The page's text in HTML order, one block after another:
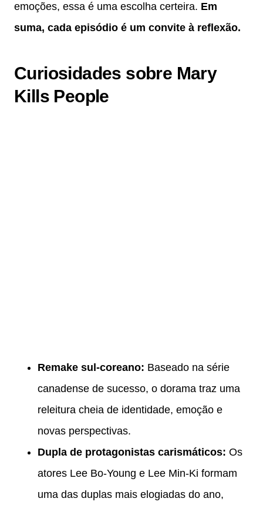
emoções, essa é uma escolha certeira. Em
suma, cada episódio é um convite à reflexão.
Curiosidades sobre Mary
Kills People
Remake sul-coreano: Baseado na série
canadense de sucesso, o dorama traz uma
releitura cheia de identidade, emoção e
novas perspectivas.
Dupla de protagonistas carismáticos: Os
atores Lee Bo-Young e Lee Min-Ki formam
uma das duplas mais elogiadas do ano,